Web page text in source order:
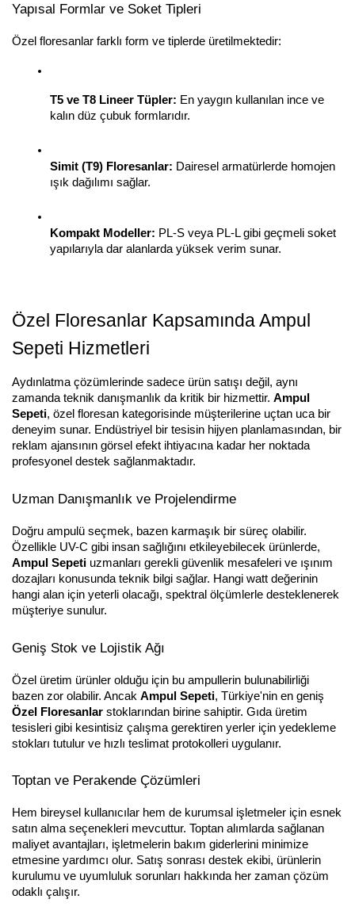
Yapısal Formlar ve Soket Tipleri
Özel floresanlar farklı form ve tiplerde üretilmektedir:
T5 ve T8 Lineer Tüpler: En yaygın kullanılan ince ve
kalın düz çubuk formlarıdır.
Simit (T9) Floresanlar: Dairesel armatürlerde homojen
ışık dağılımı sağlar.
Kompakt Modeller: PL-S veya PL-L gibi geçmeli soket
yapılarıyla dar alanlarda yüksek verim sunar.
Özel Floresanlar Kapsamında Ampul
Sepeti Hizmetleri
Aydınlatma çözümlerinde sadece ürün satışı değil, aynı
zamanda teknik danışmanlık da kritik bir hizmettir. Ampul
Sepeti, özel floresan kategorisinde müşterilerine uçtan uca bir
deneyim sunar. Endüstriyel bir tesisin hijyen planlamasından, bir
reklam ajansının görsel efekt ihtiyacına kadar her noktada
profesyonel destek sağlanmaktadır.
Uzman Danışmanlık ve Projelendirme
Doğru ampulü seçmek, bazen karmaşık bir süreç olabilir.
Ampul Sepeti uzmanları gerekli güvenlik mesafeleri ve ışınım
dozajları konusunda teknik bilgi sağlar. Hangi watt değerinin
hangi alan için yeterli olacağı, spektral ölçümlerle desteklenerek
müşteriye sunulur.
Geniş Stok ve Lojistik Ağı
Özel üretim ürünler olduğu için bu ampullerin bulunabilirliği
bazen zor olabilir. Ancak Ampul Sepeti
Özel Floresanlar stoklarından birine sahiptir. Gıda üretim
tesisleri gibi kesintisiz çalışma gerektiren yerler için yedekleme
stokları tutulur ve hızlı teslimat protokolleri uygulanır.
Toptan ve Perakende Çözümleri
Hem bireysel kullanıcılar hem de kurumsal işletmeler için esnek
satın alma seçenekleri mevcuttur. Toptan alımlarda sağlanan
maliyet avantajları, işletmelerin bakım giderlerini minimize
etmesine yardımcı olur. Satış sonrası destek ekibi, ürünlerin
kurulumu ve uyumluluk sorunları hakkında her zaman çözüm
odaklı çalışır.